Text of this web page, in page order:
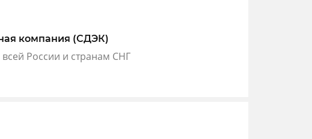
компания (СДЭК)
России и странам СНГ